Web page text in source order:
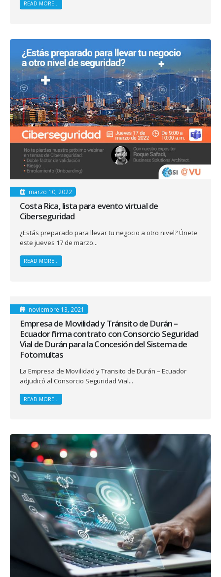
READ MORE...
marzo 10, 2022
Costa Rica, lista para evento virtual de
Ciberseguridad
¿Estás preparado para llevar tu negocio a otro nivel? Únete
este jueves 17 de marzo...
READ MORE...
noviembre 13, 2021
Empresa de Movilidad y Tránsito de Durán –
Ecuador firma contrato con Consorcio Seguridad
Vial de Durán para la Concesión del Sistema de
Fotomultas
La Empresa de Movilidad y Transito de Durán – Ecuador
adjudicó al Consorcio Seguridad Vial...
READ MORE...